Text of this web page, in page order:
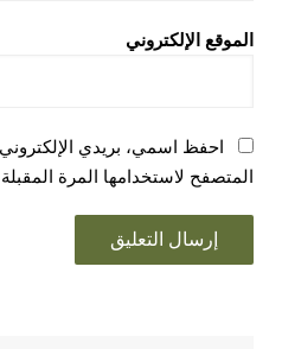
الإلكتروني
احفظ اسمي، بريدي الإلكتروني،
لاستخدامها المرة المقبلة في